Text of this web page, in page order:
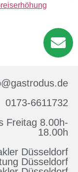
0173-6611732
Freitag 8.00h-
18.00h
Düsseldorf
Düsseldorf